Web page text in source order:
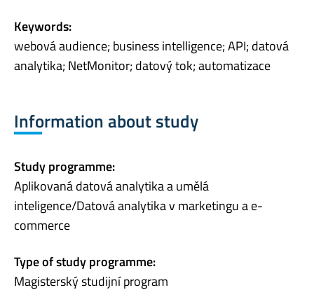
Keywords:
webová audience; business intelligence; API; datová
analytika; NetMonitor; datový tok; automatizace
Information about study
Study programme:
Aplikovaná datová analytika a umělá
inteligence/Datová analytika v marketingu a e-
commerce
Type of study programme:
Magisterský studijní program